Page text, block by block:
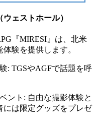
ェストホール）
『MIRESI』は、北米
験を提供します。
: TGSやAGFで話題を呼
ント: 自由な撮影体験と
には限定グッズをプレゼ